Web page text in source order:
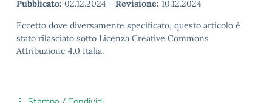
Pubblicato: 02.12.2024 - Revisione: 10.12.2024
Eccetto dove diversamente specificato, questo articolo è
stato rilasciato sotto Licenza Creative Commons
Attribuzione 4.0 Italia.